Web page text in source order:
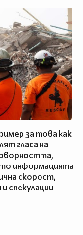
за това как
гласа на
информацията
скорост,
спекулации